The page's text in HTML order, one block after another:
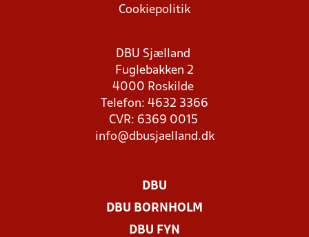
Cookiepolitik
DBU Sjælland
Fuglebakken 2
4000 Roskilde
Telefon: 4632 3366
CVR: 6369 0015
info@dbusjaelland.dk
DBU
DBU BORNHOLM
DBU FYN